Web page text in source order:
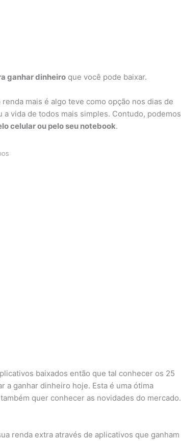
ganhar dinheiro que você pode baixar.
mais é algo teve como opção nos dias de
vida de todos mais simples. Contudo, podemos
celular ou pelo seu notebook.
baixados então que tal conhecer os 25
a ganhar dinheiro hoje. Esta é uma ótima
quer conhecer as novidades do mercado.
renda extra através de aplicativos que ganham